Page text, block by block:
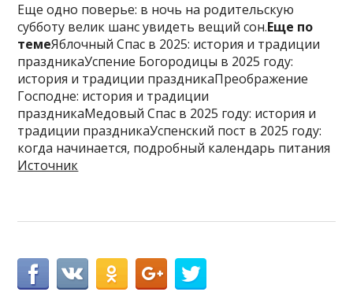
Еще одно поверье: в ночь на родительскую
субботу велик шанс увидеть вещий сон.Еще по
темеЯблочный Спас в 2025: история и традиции
праздникаУспение Богородицы в 2025 году:
история и традиции праздникаПреображение
Господне: история и традиции
праздникаМедовый Спас в 2025 году: история и
традиции праздникаУспенский пост в 2025 году:
когда начинается, подробный календарь питания
Источник